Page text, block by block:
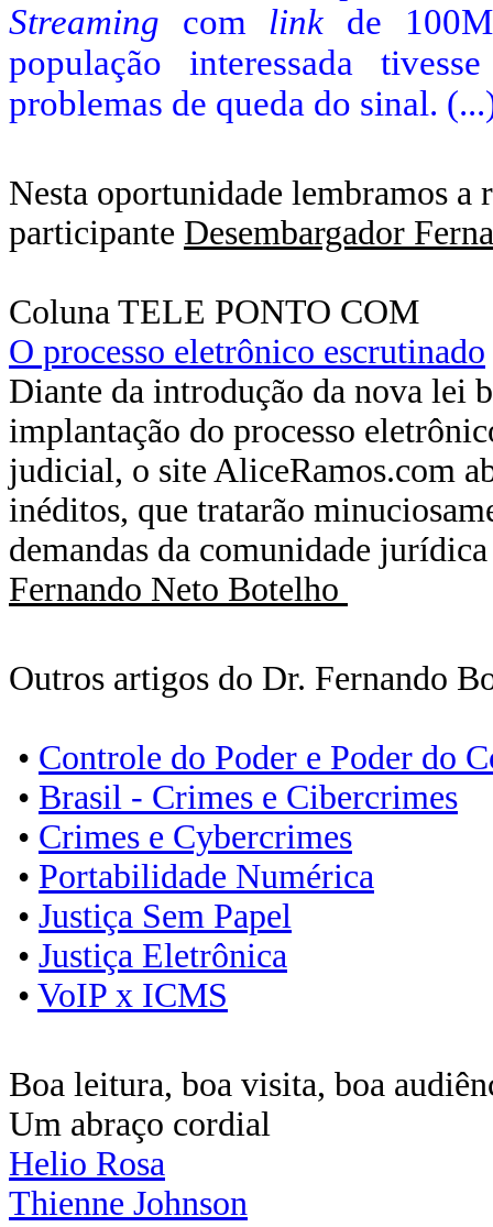
Streaming com link de
população interessada
problemas de queda do sinal.
Nesta oportunidade lembramos
participante Desembargador
Coluna TELE PONTO COM
O processo eletrônico escrutinado
Diante da introdução da nova lei
implantação do processo
judicial, o site AliceRamos.com
inéditos, que tratarão
demandas da comunidade
Fernando Neto Botelho
Outros artigos do Dr. Fernando
• Controle do Poder e Poder do
• Brasil - Crimes e Cibercrimes
• Crimes e Cybercrimes
• Portabilidade Numérica
• Justiça Sem Papel
• Justiça Eletrônica
• VoIP x ICMS
Boa leitura, boa visita, boa
Um abraço cordial
Helio Rosa
Thienne Johnson